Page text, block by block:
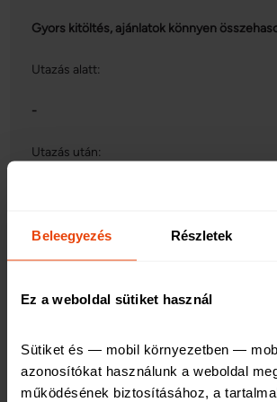
Beleegyezés Részletek
Ez a weboldal sütiket használ
Sütiket és — mobil környezetben —
azonosítókat használunk a weboldal
működésének biztosításához, a
Gyors kitöltés, ajánlatok könnyen
Utazás alatt:
-
Utazás után:
5/5
Utazás előtt:
Mindig összehasonlítom a felkínált